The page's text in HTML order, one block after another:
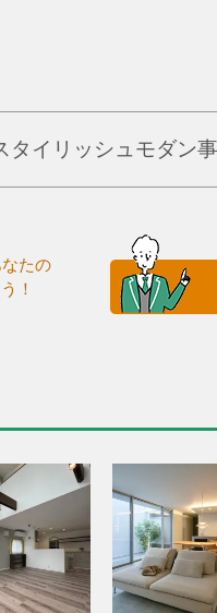
タイリッシュモダン
たの
！